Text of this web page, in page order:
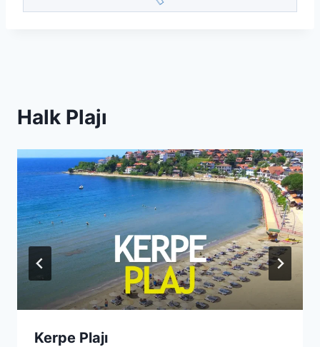
Halk Plajı
Kerpe Plajı